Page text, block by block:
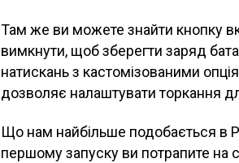
Там же ви можете знайти кнопку
вимкнути, щоб зберегти заряд
натискань з кастомізованими
дозволяє налаштувати торкання
Що нам найбільше подобається в
першому запуску ви потрапите на